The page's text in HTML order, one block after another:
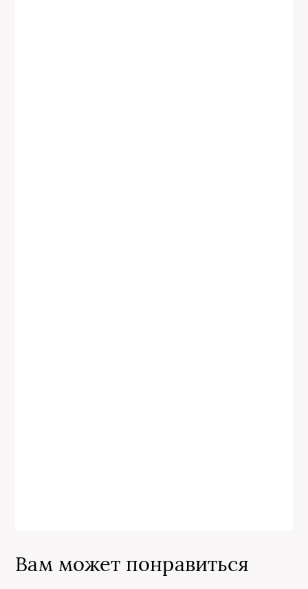
Вам может понравиться